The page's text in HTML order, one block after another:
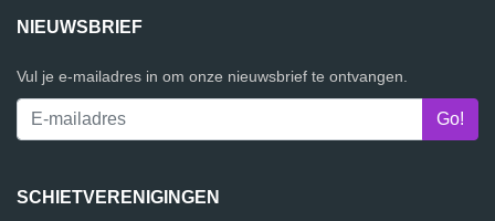
NIEUWSBRIEF
Vul je e-mailadres in om onze nieuwsbrief te ontvangen.
SCHIETVERENIGINGEN